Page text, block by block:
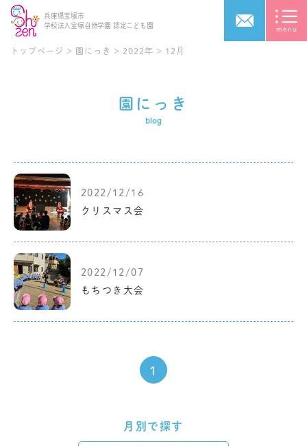
兵庫県宝塚市
学校法人宝塚自然学園 認定こども園
トップページ > 園にっき > 2022年 > 12月
園にっき
blog
2022/12/16
クリスマス会
2022/12/07
もちつき大会
1
月別で探す